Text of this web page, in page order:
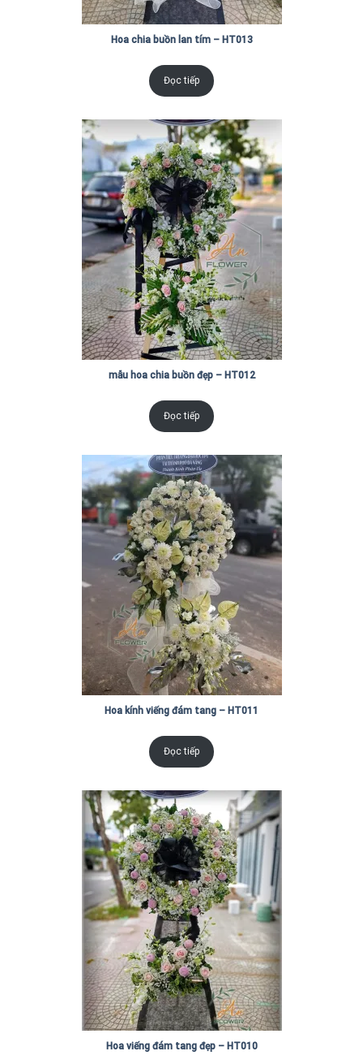
Hoa chia buồn lan tím – HT013
Đọc tiếp
mẫu hoa chia buồn đẹp – HT012
Đọc tiếp
Hoa kính viếng đám tang – HT011
Đọc tiếp
Hoa viếng đám tang đẹp – HT010